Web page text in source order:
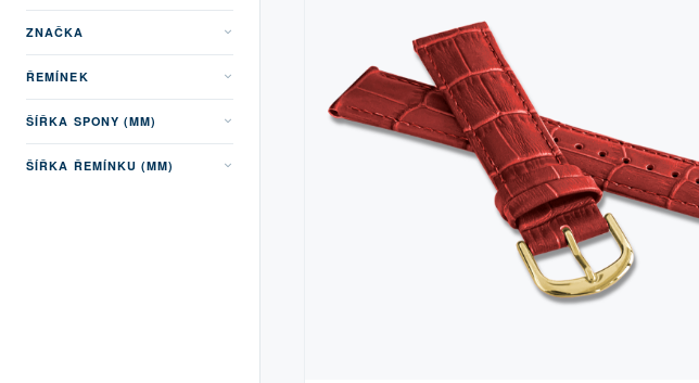
ZNAČKA
ŘEMÍNEK
ŠÍŘKA SPONY (MM)
ŠÍŘKA ŘEMÍNKU (MM)